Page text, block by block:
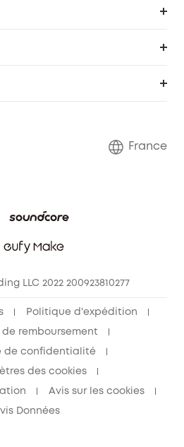
France
LLC 2022 200923810277
Politique d'expédition
de remboursement
de confidentialité
des cookies
Avis sur les cookies
Données